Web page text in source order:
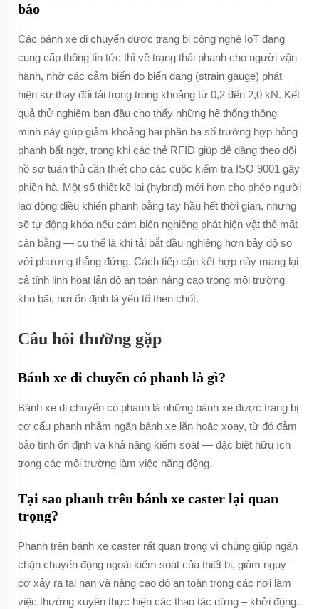
báo
Các bánh xe di chuyển được trang bị công nghệ IoT đang
cung cấp thông tin tức thì về trạng thái phanh cho người vận
hành, nhờ các cảm biến đo biến dạng (strain gauge) phát
hiện sự thay đổi tải trọng trong khoảng từ 0,2 đến 2,0 kN. Kết
quả thử nghiệm ban đầu cho thấy những hệ thống thông
minh này giúp giảm khoảng hai phần ba số trường hợp hỏng
phanh bất ngờ, trong khi các thẻ RFID giúp dễ dàng theo dõi
hồ sơ tuân thủ cần thiết cho các cuộc kiểm tra ISO 9001 gây
phiền hà. Một số thiết kế lai (hybrid) mới hơn cho phép người
lao động điều khiển phanh bằng tay hầu hết thời gian, nhưng
sẽ tự động khóa nếu cảm biến nghiêng phát hiện vật thể mất
cân bằng — cụ thể là khi tải bắt đầu nghiêng hơn bảy độ so
với phương thẳng đứng. Cách tiếp cận kết hợp này mang lại
cả tính linh hoạt lẫn độ an toàn nâng cao trong môi trường
kho bãi, nơi ổn định là yếu tố then chốt.
Câu hỏi thường gặp
Bánh xe di chuyển có phanh là gì?
Bánh xe di chuyển có phanh là những bánh xe được trang bị
cơ cấu phanh nhằm ngăn bánh xe lăn hoặc xoay, từ đó đảm
bảo tính ổn định và khả năng kiểm soát — đặc biệt hữu ích
trong các môi trường làm việc năng động.
Tại sao phanh trên bánh xe caster lại quan
trọng?
Phanh trên bánh xe caster rất quan trọng vì chúng giúp ngăn
chặn chuyển động ngoài kiểm soát của thiết bị, giảm nguy
cơ xảy ra tai nạn và nâng cao độ an toàn trong các nơi làm
việc thường xuyên thực hiện các thao tác dừng – khởi động.